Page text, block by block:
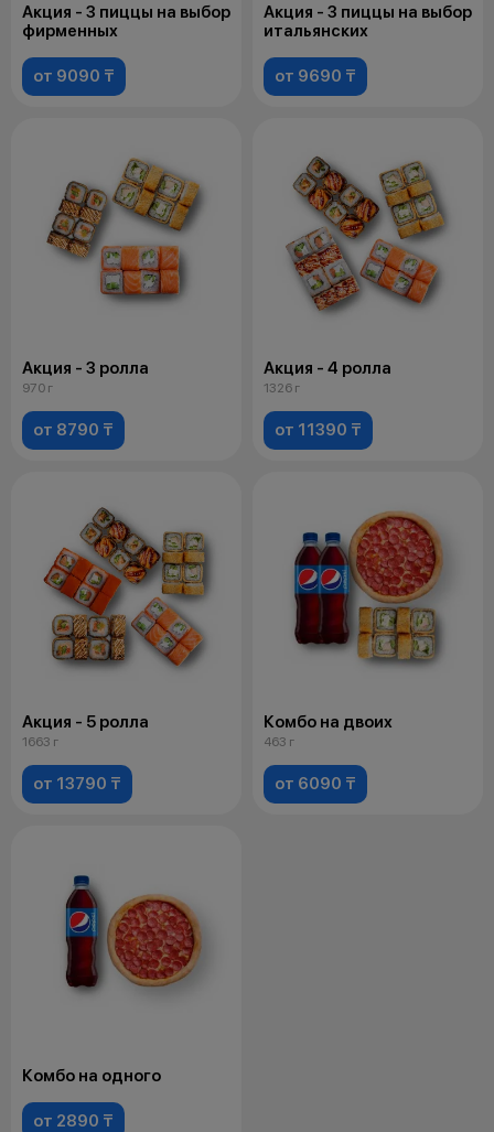
Акция - 3 пиццы на выбор
фирменных
от 9090 ₸
Акция - 3 пиццы на выбор
итальянских
от 9690 ₸
Акция - 3 ролла
970 г
от 8790 ₸
Акция - 4 ролла
1326 г
от 11390 ₸
Акция - 5 ролла
1663 г
от 13790 ₸
Комбо на двоих
463 г
от 6090 ₸
Комбо на одного
от 2890 ₸